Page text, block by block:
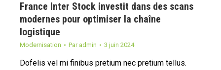
France Inter Stock investit dans des scans
modernes pour optimiser la chaîne
logistique
Modernisation Par admin 3 juin 2024
Dofelis vel mi finibus pretium nec pretium tellus.